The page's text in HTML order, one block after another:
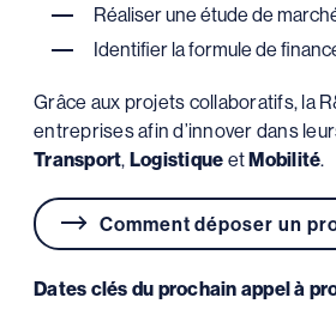
Réaliser une étude de
Identifier la formule de
Grâce aux projets collaboratifs, la
entreprises afin d’innover dans
Transport, Logistique etMobilité.
Comment déposer un
Dates clés du prochain appel à